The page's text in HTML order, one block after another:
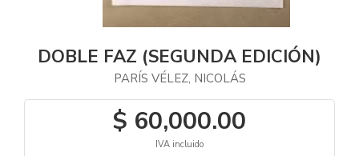
DOBLE FAZ (SEGUNDA EDICIÓN)
PARÍS VÉLEZ, NICOLÁS
$ 60,000.00
IVA incluido